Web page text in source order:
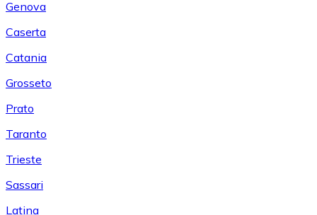
Genova
Caserta
Catania
Grosseto
Prato
Taranto
Trieste
Sassari
Latina